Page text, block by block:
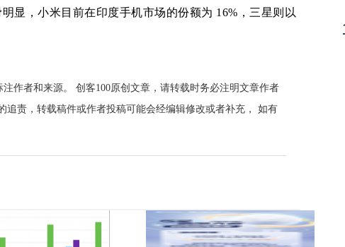
显，小米目前在印度手机市场的份额为 16%，三星则以
作者和来源。 创客100原创文章，请转载时务必注明文章作者
追责，转载稿件或作者投稿可能会经编辑修改或者补充， 如有